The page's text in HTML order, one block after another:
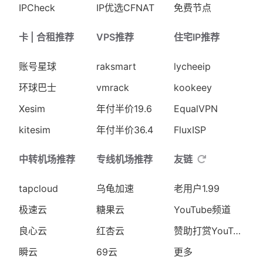
IPCheck IP优选CFNAT 免费节点
卡 | 合租推荐
账号星球
环球巴士
Xesim
kitesim
VPS推荐
raksmart
vmrack
年付半价19.6
年付半价36.4
住宅IP推荐
lycheeip
kookeey
EqualVPN
FluxISP
中转机场推荐
tapcloud
极速云
良心云
瞬云
专线机场推荐
乌龟加速
糖果云
红杏云
69云
友链
老用户1.99
YouTube频道
赞助打赏YouTube
更多